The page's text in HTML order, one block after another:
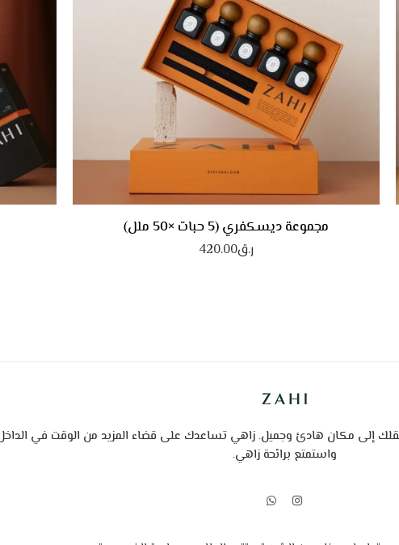
مجموعة ديسكفري (5 حبات ×50 ملل)
ر.ق420.00
إلى مكان هادئ وجميل. زاهي تساعدك على قضاء المزيد من الوقت في
واستمتع برائحة زاهي.